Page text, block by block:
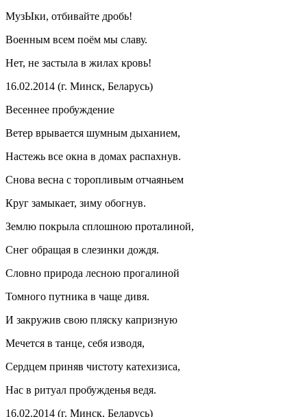
МузЫки, отбивайте дробь!
Военным всем поём мы славу.
Нет, не застыла в жилах кровь!
16.02.2014 (г. Минск, Беларусь)
Весеннее пробуждение
Ветер врывается шумным дыханием,
Настежь все окна в домах распахнув.
Снова весна с торопливым отчаяньем
Круг замыкает, зиму обогнув.
Землю покрыла сплошною проталиной,
Снег обращая в слезинки дождя.
Словно природа лесною прогалиной
Томного путника в чаще дивя.
И закружив свою пляску капризную
Мечется в танце, себя изводя,
Сердцем приняв чистоту катехизиса,
Нас в ритуал пробужденья ведя.
16.02.2014 (г. Минск, Беларусь)